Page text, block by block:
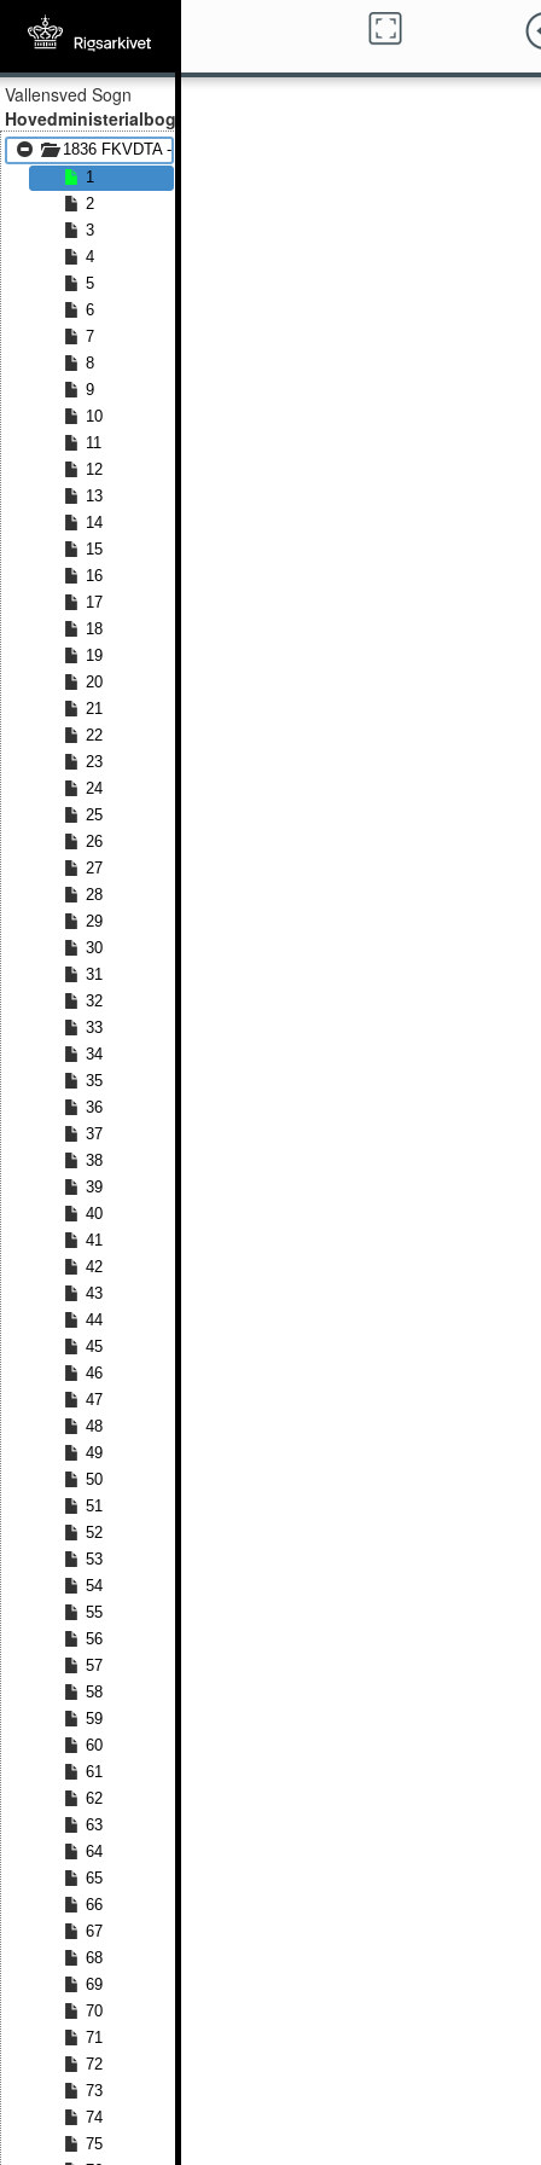
Vallensved Sogn
Hovedministerialbog
1836 FKVDTA - 1853 FKVDTA
1
2
3
4
5
6
7
8
9
10
11
12
13
14
15
16
17
18
19
20
21
22
23
24
25
26
27
28
29
30
31
32
33
34
35
36
37
38
39
40
41
42
43
44
45
46
47
48
49
50
51
52
53
54
55
56
57
58
59
60
61
62
63
64
65
66
67
68
69
70
71
72
73
74
75